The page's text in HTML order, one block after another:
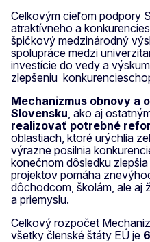
Celkovým cieľom podpory
atraktívneho a
špičkový medzinárodný
spolupráce medzi
investície do vedy a
zlepšeniu
Mechanizmus obnovy a
Slovensku , ako aj
realizovať potrebné
oblastiach, ktoré urýchlia
výrazne posilnia
konečnom dôsledku
projektov pomáha
dôchodcom, školám, ale aj
a priemyslu.
Celkový rozpočet
všetky členské štáty EÚ je